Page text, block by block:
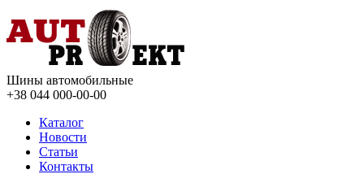
Шины автомобильные
+38 044 000-00-00
Каталог
Новости
Статьи
Контакты